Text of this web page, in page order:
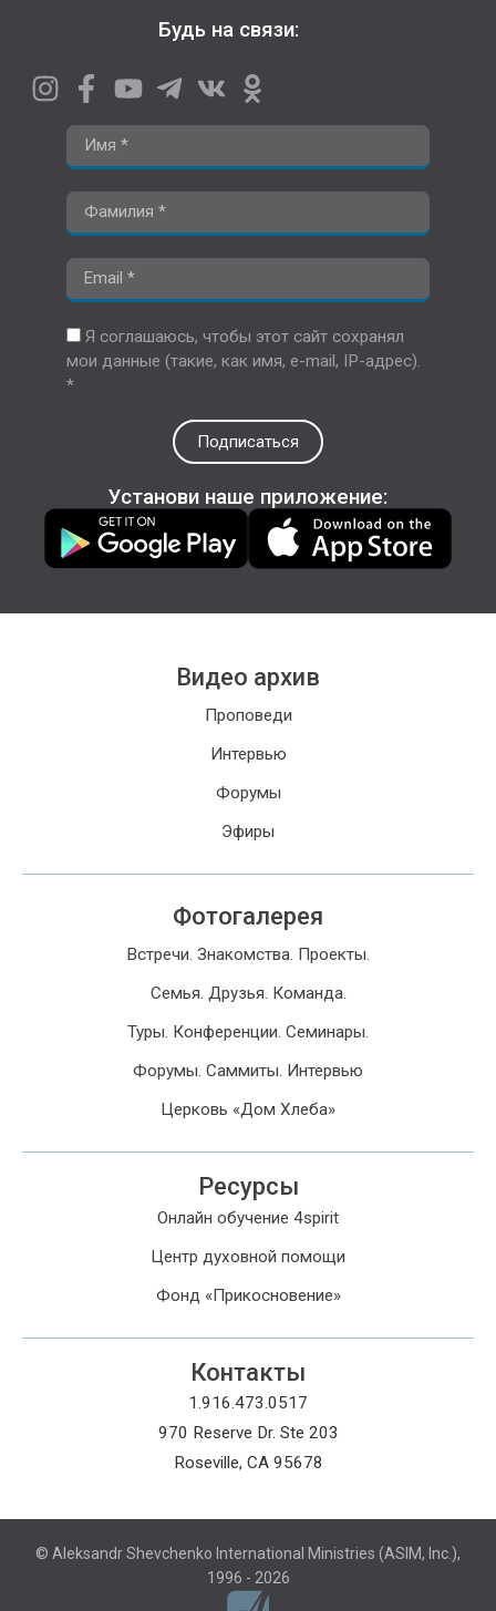
Будь на связи:
Я соглашаюсь, чтобы этот сайт сохранял
мои данные (такие, как имя, e-mail, IP-адрес).
*
Подписаться
Установи наше приложение:
Видео архив
Проповеди
Интервью
Форумы
Эфиры
Фотогалерея
Встречи. Знакомства. Проекты.
Семья. Друзья. Команда.
Туры. Конференции. Семинары.
Форумы. Саммиты. Интервью
Церковь «Дом Хлеба»
Ресурсы
Онлайн обучение 4spirit
Центр духовной помощи
Фонд «Прикосновение»
Контакты
1.916.473.0517
970 Reserve Dr. Ste 203
Roseville, CA 95678
© Aleksandr Shevchenko International Ministries (ASIM, Inc.),
1996 - 2026